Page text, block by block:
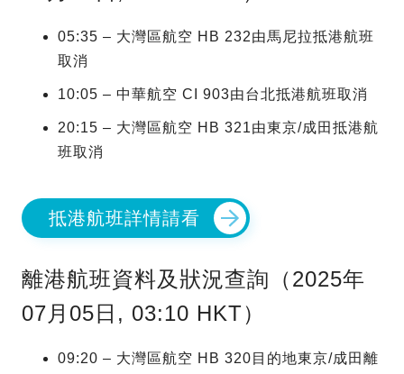
05:35 – 大灣區航空 HB 232由馬尼拉抵港航班
取消
10:05 – 中華航空 CI 903由台北抵港航班取消
20:15 – 大灣區航空 HB 321由東京/成田抵港航
班取消
抵港航班詳情請看
離港航班資料及狀況查詢（2025年
07月05日, 03:10 HKT）
09:20 – 大灣區航空 HB 320目的地東京/成田離